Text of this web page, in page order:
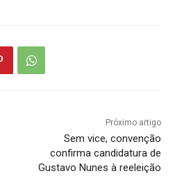
Próximo artigo
Sem vice, convenção
confirma candidatura de
Gustavo Nunes à reeleição